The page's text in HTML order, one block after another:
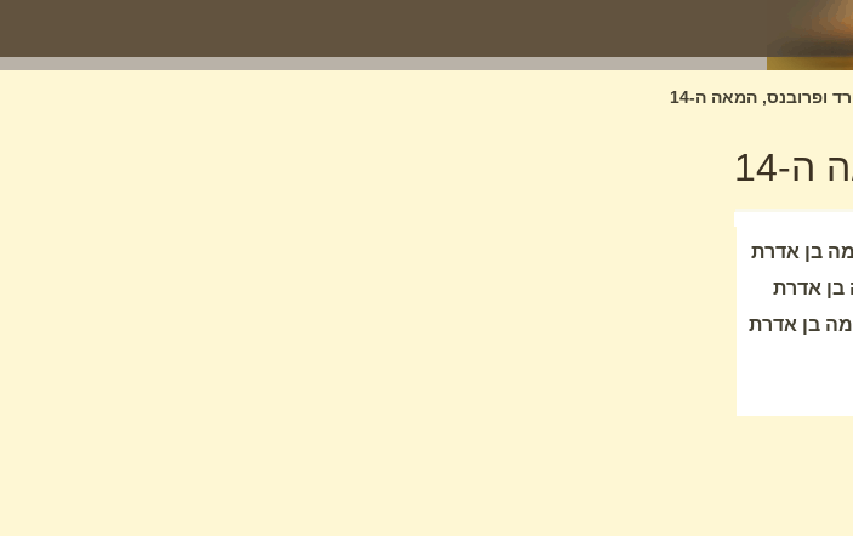
ופרובנס, המאה ה-14
14
בן אדרת
בן אדרת
בן אדרת